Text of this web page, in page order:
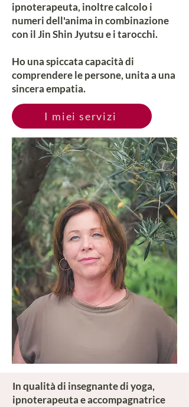
ipnoterapeuta, inoltre calcolo i
numeri dell'anima in combinazione
con il Jin Shin Jyutsu e i tarocchi.
Ho una spiccata capacità di
comprendere le persone, unita a una
sincera empatia.
I miei servizi
In qualità di insegnante di yoga,
ipnoterapeuta e accompagnatrice